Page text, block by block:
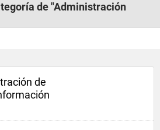
de "Administración
de